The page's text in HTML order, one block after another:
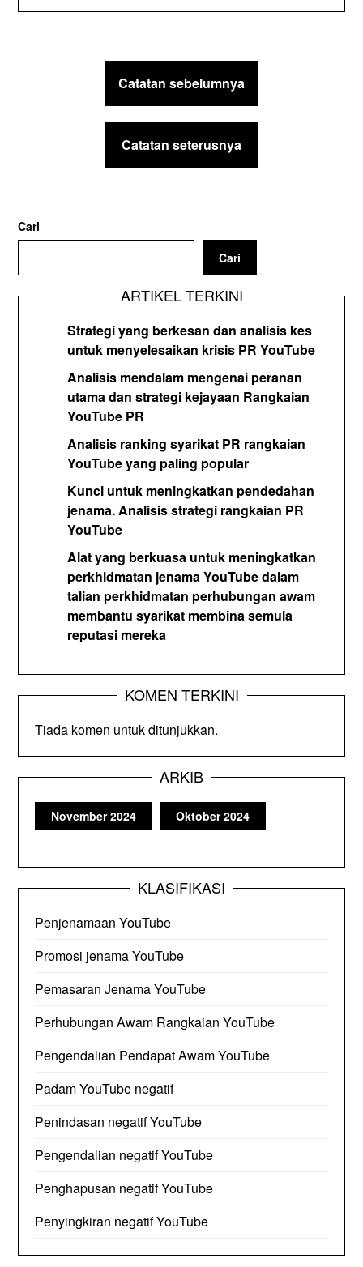
Catatan sebelumnya
Catatan seterusnya
Cari
Cari
ARTIKEL TERKINI
Strategi yang berkesan dan analisis kes
untuk menyelesaikan krisis PR YouTube
Analisis mendalam mengenai peranan
utama dan strategi kejayaan Rangkaian
YouTube PR
Analisis ranking syarikat PR rangkaian
YouTube yang paling popular
Kunci untuk meningkatkan pendedahan
jenama. Analisis strategi rangkaian PR
YouTube
Alat yang berkuasa untuk meningkatkan
perkhidmatan jenama YouTube dalam
talian perkhidmatan perhubungan awam
membantu syarikat membina semula
reputasi mereka
KOMEN TERKINI
Tiada komen untuk ditunjukkan.
ARKIB
November 2024 Oktober 2024
KLASIFIKASI
Penjenamaan YouTube
Promosi jenama YouTube
Pemasaran Jenama YouTube
Perhubungan Awam Rangkaian YouTube
Pengendalian Pendapat Awam YouTube
Padam YouTube negatif
Penindasan negatif YouTube
Pengendalian negatif YouTube
Penghapusan negatif YouTube
Penyingkiran negatif YouTube